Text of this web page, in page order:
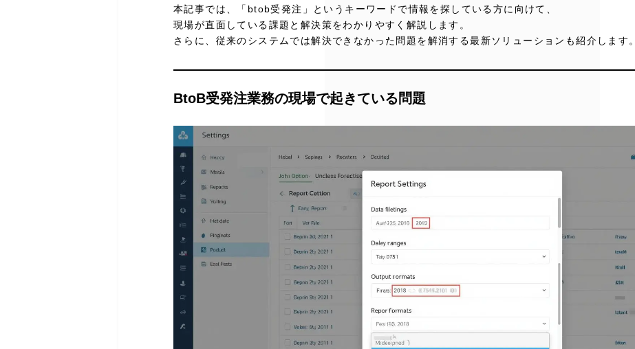
本記事では、「btob受発注」というキーワードで情報を探している方に向けて、
現場が直面している課題と解決策をわかりやすく解説します。
さらに、従来のシステムでは解決できなかった問題を解消する最新ソリューションも紹介します。
BtoB受発注業務の現場で起きている問題